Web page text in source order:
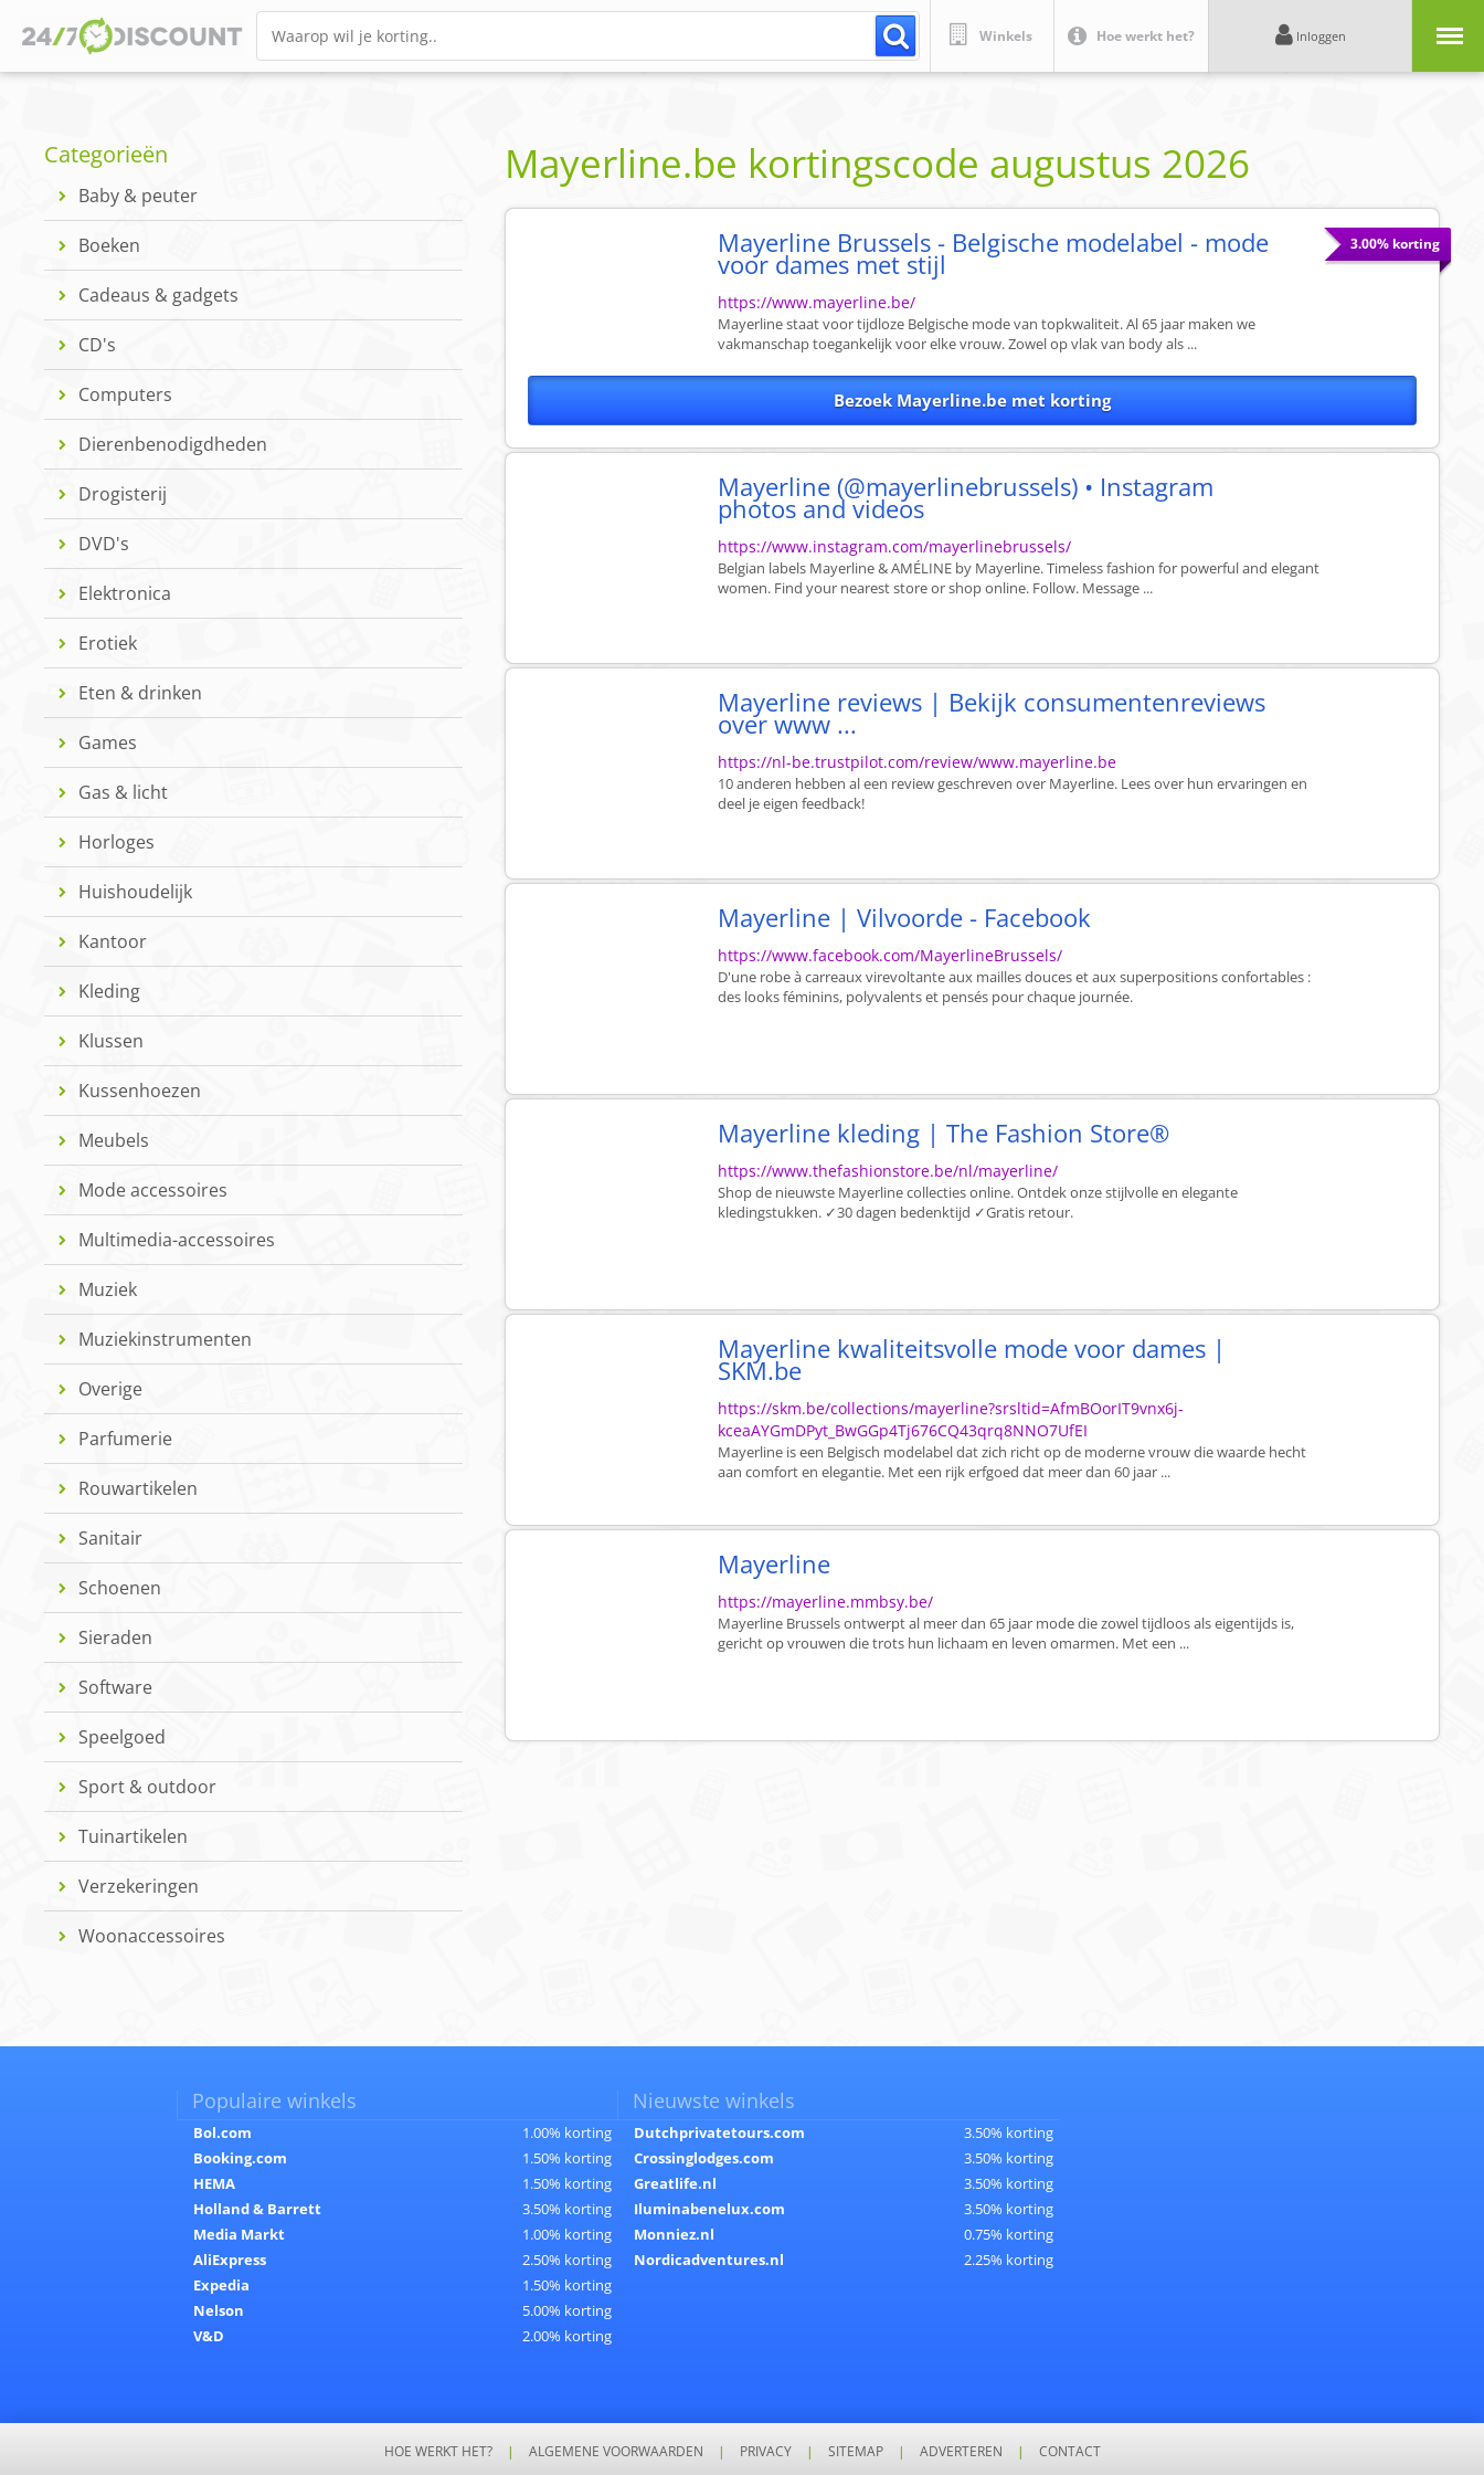
Winkels Hoe werkt het? Inloggen
Categorieën
Baby & peuter
Boeken
Cadeaus & gadgets
CD's
Computers
Dierenbenodigdheden
Drogisterij
DVD's
Elektronica
Erotiek
Eten & drinken
Games
Gas & licht
Horloges
Huishoudelijk
Kantoor
Kleding
Klussen
Kussenhoezen
Meubels
Mode accessoires
Multimedia-accessoires
Muziek
Muziekinstrumenten
Overige
Parfumerie
Rouwartikelen
Sanitair
Schoenen
Sieraden
Software
Speelgoed
Sport & outdoor
Tuinartikelen
Verzekeringen
Woonaccessoires
Mayerline.be kortingscode augustus 2026
3.00% korting
Mayerline Brussels - Belgische modelabel - mode
voor dames met stijl
https://www.mayerline.be/
Mayerline staat voor tijdloze Belgische mode van topkwaliteit. Al 65 jaar maken we
vakmanschap toegankelijk voor elke vrouw. Zowel op vlak van body als ...
Bezoek Mayerline.be met korting
Mayerline (@mayerlinebrussels) • Instagram
photos and videos
https://www.instagram.com/mayerlinebrussels/
Belgian labels Mayerline & AMÉLINE by Mayerline. Timeless fashion for powerful and elegant
women. Find your nearest store or shop online. Follow. Message ...
Mayerline reviews | Bekijk consumentenreviews
over www ...
https://nl-be.trustpilot.com/review/www.mayerline.be
10 anderen hebben al een review geschreven over Mayerline. Lees over hun ervaringen en
deel je eigen feedback!
Mayerline | Vilvoorde - Facebook
https://www.facebook.com/MayerlineBrussels/
D'une robe à carreaux virevoltante aux mailles douces et aux superpositions confortables :
des looks féminins, polyvalents et pensés pour chaque journée.
Mayerline kleding | The Fashion Store®
https://www.thefashionstore.be/nl/mayerline/
Shop de nieuwste Mayerline collecties online. Ontdek onze stijlvolle en elegante
kledingstukken. ✓30 dagen bedenktijd ✓Gratis retour.
Mayerline kwaliteitsvolle mode voor dames |
SKM.be
https://skm.be/collections/mayerline?srsltid=AfmBOorIT9vnx6j-
kceaAYGmDPyt_BwGGp4Tj676CQ43qrq8NNO7UfEI
Mayerline is een Belgisch modelabel dat zich richt op de moderne vrouw die waarde hecht
aan comfort en elegantie. Met een rijk erfgoed dat meer dan 60 jaar ...
Mayerline
https://mayerline.mmbsy.be/
Mayerline Brussels ontwerpt al meer dan 65 jaar mode die zowel tijdloos als eigentijds is,
gericht op vrouwen die trots hun lichaam en leven omarmen. Met een ...
Populaire winkels
Bol.com
1.00% korting
Booking.com
1.50% korting
HEMA
1.50% korting
Holland & Barrett
3.50% korting
Media Markt
1.00% korting
AliExpress
2.50% korting
Expedia
1.50% korting
Nelson
5.00% korting
V&D
2.00% korting
Nieuwste winkels
Dutchprivatetours.com
3.50% korting
Crossinglodges.com
3.50% korting
Greatlife.nl
3.50% korting
Iluminabenelux.com
3.50% korting
Monniez.nl
0.75% korting
Nordicadventures.nl
2.25% korting
HOE WERKT HET? | ALGEMENE VOORWAARDEN | PRIVACY | SITEMAP | ADVERTEREN | CONTACT